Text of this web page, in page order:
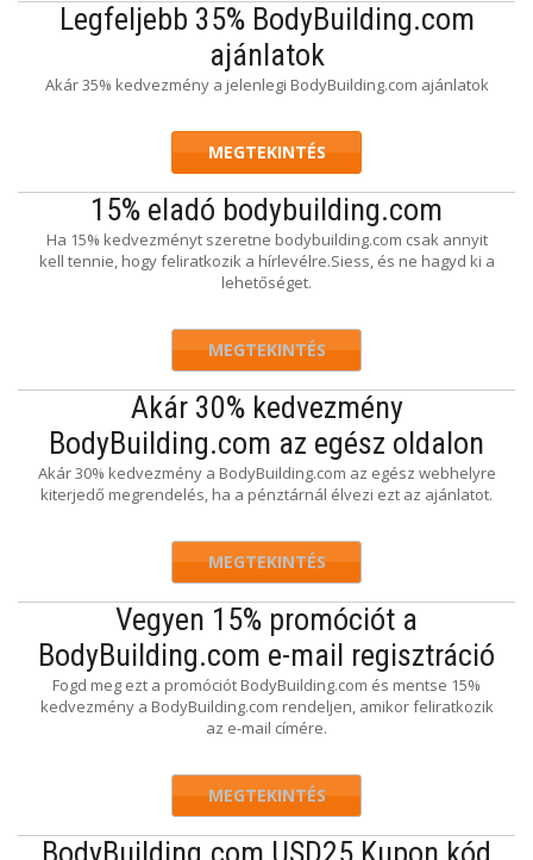
Legfeljebb 35% BodyBuilding.com
ajánlatok
Akár 35% kedvezmény a jelenlegi BodyBuilding.com ajánlatok
MEGTEKINTÉS
15% eladó bodybuilding.com
Ha 15% kedvezményt szeretne bodybuilding.com csak annyit
kell tennie, hogy feliratkozik a hírlevélre.Siess, és ne hagyd ki a
lehetőséget.
MEGTEKINTÉS
Akár 30% kedvezmény
BodyBuilding.com az egész oldalon
Akár 30% kedvezmény a BodyBuilding.com az egész webhelyre
kiterjedő megrendelés, ha a pénztárnál élvezi ezt az ajánlatot.
MEGTEKINTÉS
Vegyen 15% promóciót a
BodyBuilding.com e-mail regisztráció
Fogd meg ezt a promóciót BodyBuilding.com és mentse 15%
kedvezmény a BodyBuilding.com rendeljen, amikor feliratkozik
az e-mail címére.
MEGTEKINTÉS
BodyBuilding.com USD25 Kupon kód